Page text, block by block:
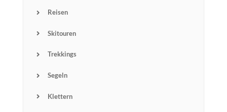
Reisen
Skitouren
Trekkings
Segeln
Klettern